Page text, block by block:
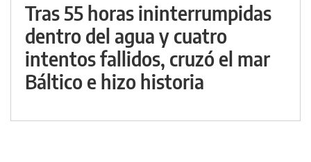
Tras 55 horas ininterrumpidas
dentro del agua y cuatro
intentos fallidos, cruzó el mar
Báltico e hizo historia